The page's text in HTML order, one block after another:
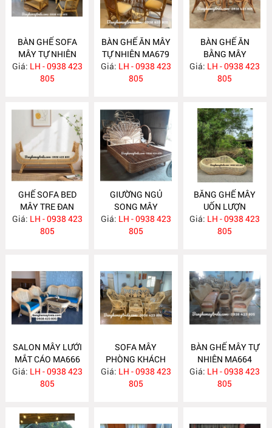
BÀN GHẾ SOFA
MÂY TỰ NHIÊN
MA681
Giá: LH - 0938 423
805
BÀN GHẾ ĂN MÂY
TỰ NHIÊN MA679
Giá: LH - 0938 423
805
BÀN GHẾ ĂN
BẰNG MÂY
MA678
Giá: LH - 0938 423
805
GHẾ SOFA BED
MÂY TRE ĐAN
MA671
Giá: LH - 0938 423
805
GIƯỜNG NGỦ
SONG MÂY
MA670
Giá: LH - 0938 423
805
BĂNG GHẾ MÂY
UỐN LƯỢN
MA667
Giá: LH - 0938 423
805
SALON MÂY LƯỚI
MẮT CÁO MA666
Giá: LH - 0938 423
805
SOFA MÂY
PHÒNG KHÁCH
MA665
Giá: LH - 0938 423
805
BÀN GHẾ MÂY TỰ
NHIÊN MA664
Giá: LH - 0938 423
805